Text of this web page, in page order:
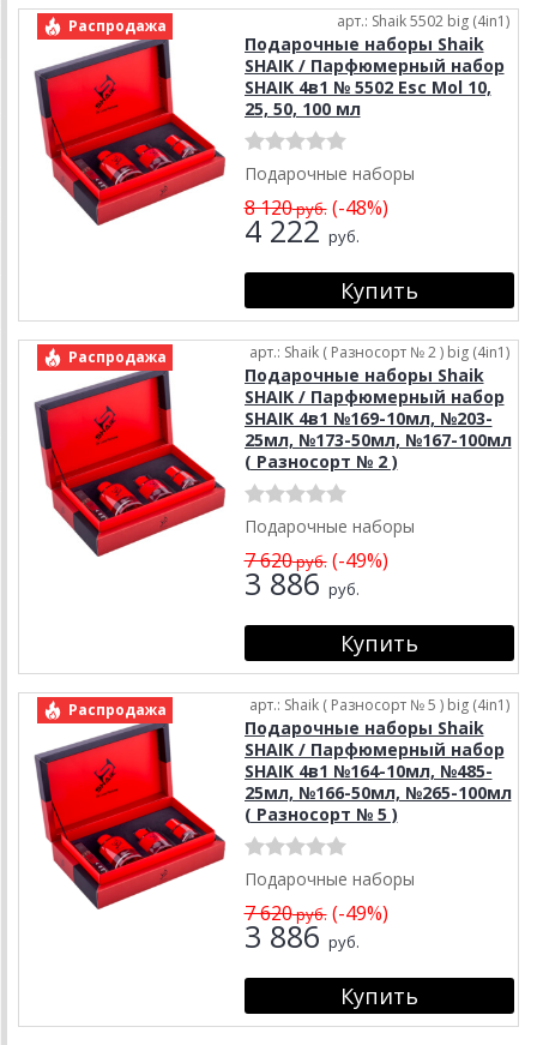
Распродажа арт.: Shaik 5502 big (4in1)
Подарочные наборы Shaik
SHAIK / Парфюмерный набор
SHAIK 4в1 № 5502 Esc Mol 10,
25, 50, 100 мл
Подарочные наборы
8 120руб.(-48%)
4 222 руб.
Распродажа арт.: Shaik ( Разносорт № 2 ) big (4in1)
Подарочные наборы Shaik
SHAIK / Парфюмерный набор
SHAIK 4в1 №169-10мл, №203-
25мл, №173-50мл, №167-100мл
( Разносорт № 2 )
Подарочные наборы
7 620руб.(-49%)
3 886 руб.
Распродажа арт.: Shaik ( Разносорт № 5 ) big (4in1)
Подарочные наборы Shaik
SHAIK / Парфюмерный набор
SHAIK 4в1 №164-10мл, №485-
25мл, №166-50мл, №265-100мл
( Разносорт № 5 )
Подарочные наборы
7 620руб.(-49%)
3 886 руб.